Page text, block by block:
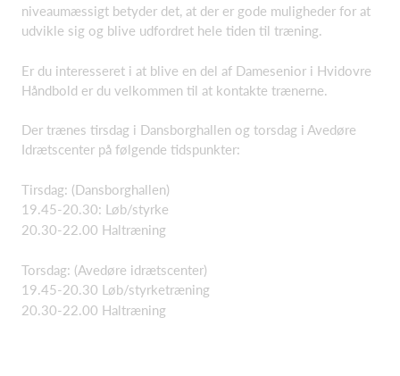
niveaumæssigt betyder det, at der er gode muligheder for at
udvikle sig og blive udfordret hele tiden til træning.
Er du interesseret i at blive en del af Damesenior i Hvidovre
Håndbold er du velkommen til at kontakte trænerne.
Der trænes tirsdag i Dansborghallen og torsdag i Avedøre
Idrætscenter på følgende tidspunkter:
Tirsdag: (Dansborghallen)
19.45-20.30: Løb/styrke
20.30-22.00 Haltræning
Torsdag: (Avedøre idrætscenter)
19.45-20.30 Løb/styrketræning
20.30-22.00 Haltræning